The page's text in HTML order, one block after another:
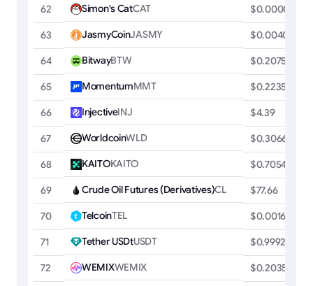
62 Simon's CatCAT $0.00000191
63 JasmyCoinJASMY $0.00408234
64 BitwayBTW $0.2075
65 MomentumMMT $0.2235
66 InjectiveINJ $4.39
67 WorldcoinWLD $0.3066
68 KAITOKAITO $0.7054
69 Crude Oil Futures (Derivatives)CL $77.66
70 TelcoinTEL $0.00162702
71 Tether USDtUSDT $0.9992
72 WEMIXWEMIX $0.2035